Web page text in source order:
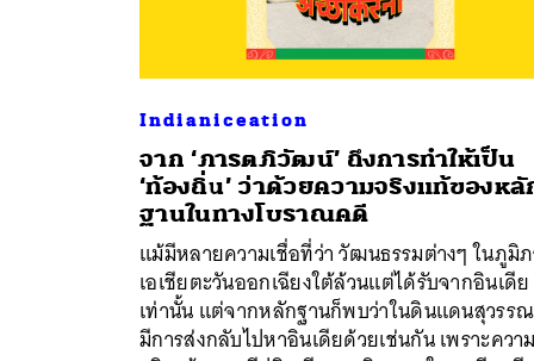
Indianiceation
จาก ‘ภารตภิวัฒน์’ ถึงการทำให้เป็น
‘ท้องถิ่น’ ว่าด้วยความจริงแท้ของหลั
ฐานในทางโบราณคดี
แม้มีหลายความเชื่อที่ว่า วัฒนธรรมต่างๆ ในภูมิ
เอเชียตะวันออกเฉียงใต้ล้วนแต่ได้รับจากอินเดีย
เท่านั้น แต่จากหลักฐานก็พบว่าในดินแดนสุวรร
มีการส่งกลับไปหาอินเดียด้วยเช่นกัน เพราะความ
ค้น